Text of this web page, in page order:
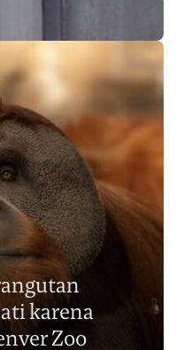
2.700
Dekade?
14 Jul 2026
karena
Zoo